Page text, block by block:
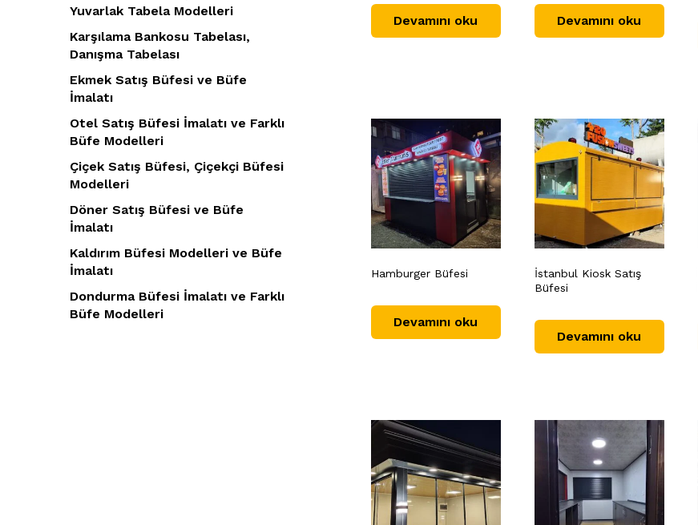
Devamını oku Devamını oku
Hamburger Büfesi
Devamını oku
İstanbul Kiosk Satış
Büfesi
Devamını oku
Yuvarlak Tabela Modelleri
Karşılama Bankosu Tabelası,
Danışma Tabelası
Ekmek Satış Büfesi ve Büfe
İmalatı
Otel Satış Büfesi İmalatı ve Farklı
Büfe Modelleri
Çiçek Satış Büfesi, Çiçekçi Büfesi
Modelleri
Döner Satış Büfesi ve Büfe
İmalatı
Kaldırım Büfesi Modelleri ve Büfe
İmalatı
Dondurma Büfesi İmalatı ve Farklı
Büfe Modelleri